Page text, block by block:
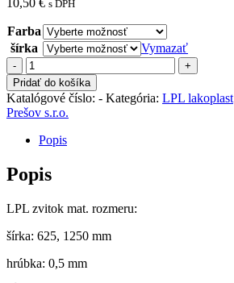
10,50 € s DPH
Farba
šírka
Vymazať
množstvo
LPL
zvitok
matný
Pridať do košíka
Katalógové číslo: - Kategória: LPL lakoplast
Prešov s.r.o.
Popis
Popis
LPL zvitok mat. rozmeru:
šírka: 625, 1250 mm
hrúbka: 0,5 mm